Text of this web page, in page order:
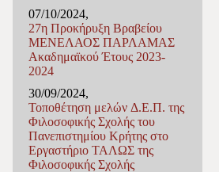
07/10/2024,
27η Προκήρυξη Βραβείου
ΜΕΝΕΛΑΟΣ ΠΑΡΛΑΜΑΣ
Ακαδημαϊκού Έτους 2023-
2024
30/09/2024,
Τοποθέτηση μελών Δ.Ε.Π. της
Φιλοσοφικής Σχολής του
Πανεπιστημίου Κρήτης στο
Εργαστήριο ΤΑΛΩΣ της
Φιλοσοφικής Σχολής